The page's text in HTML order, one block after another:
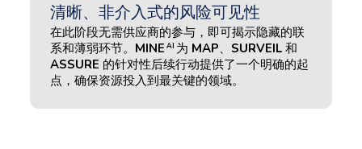
清晰、非介入式的风险可见性
在此阶段无需供应商的参与，即可揭示隐藏的联
系和薄弱环节。 MINE AI 为 MAP、 SURVEIL 和
ASSURE 的针对性后续行动提供了一个明确的起
点，确保资源投入到最关键的领域。